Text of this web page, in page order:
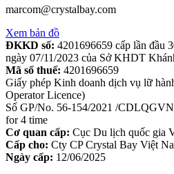
marcom@crystalbay.com
Xem bản đồ
ĐKKD số: 4201696659 cấp lần đầu
ngày 07/11/2023 của Sở KHDT
Mã số thuế: 4201696659
Giấy phép Kinh doanh dịch vụ lữ
Operator Licence)
Số GP/No. 56-154/2021 /
for 4 time
Cơ quan cấp: Cục Du lịch quốc gia
Cấp cho: Cty CP Crystal Bay Việt
Ngày cấp: 12/06/2025